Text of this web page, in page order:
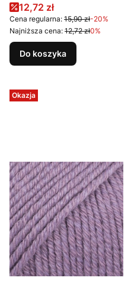
Cena promocyjna
12,72 zł
Cena regularna: 15,90 zł-20%
Najniższa cena: 12,72 zł0%
Do koszyka
Okazja